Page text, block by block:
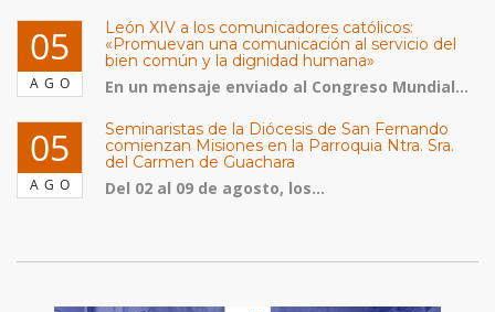
05
AGO
León XIV a los comunicadores católicos:
«Promuevan una comunicación al servicio del
bien común y la dignidad humana»
En un mensaje enviado al Congreso Mundial...
05
AGO
Seminaristas de la Diócesis de San Fernando
comienzan Misiones en la Parroquia Ntra. Sra.
del Carmen de Guachara
Del 02 al 09 de agosto, los...